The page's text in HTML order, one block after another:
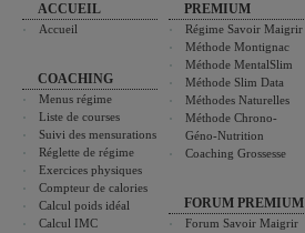
ACCUEIL
Accueil
COACHING
Menus régime
Liste de courses
Suivi des mensurations
Réglette de régime
Exercices physiques
Compteur de calories
Calcul poids idéal
Calcul IMC
PREMIUM
Régime Savoir Maigrir
Méthode Montignac
Méthode MentalSlim
Méthode Slim Data
Méthodes Naturelles
Méthode Chrono-
Géno-Nutrition
Coaching Grossesse
FORUM PREMIUM
Forum Savoir Maigrir